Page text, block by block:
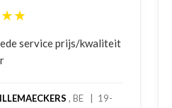
service prijs/kwaliteit
, BE | 19-